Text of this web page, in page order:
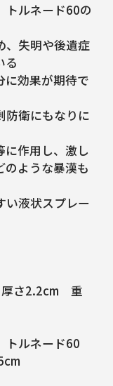
ルネード60の
、失明や後遺症
る
に効果が期待で
防衛にもなりに
に作用し、激し
のような暴漢も
い液状スプレー
さ2.2cm 重
ルネード60